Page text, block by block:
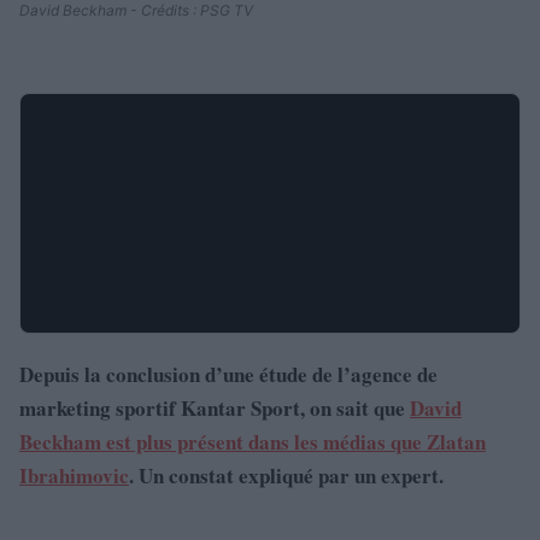
David Beckham - Crédits : PSG TV
Depuis la conclusion d’une étude de l’agence de
marketing sportif Kantar Sport, on sait que David
Beckham est plus présent dans les médias que Zlatan
Ibrahimovic. Un constat expliqué par un expert.